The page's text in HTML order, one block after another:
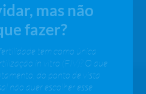
mas não
fazer?
tem como única
in vitro (FIV)? O que
do ponto de vista
não quer escolher esse